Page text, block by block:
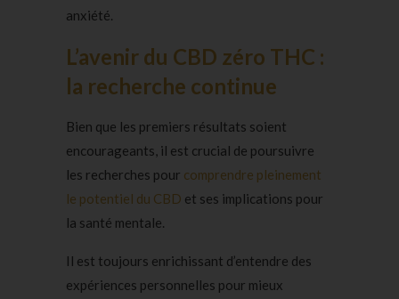
anxiété.
L’avenir du CBD zéro THC :
la recherche continue
Bien que les premiers résultats soient
encourageants, il est crucial de poursuivre
les recherches pour comprendre pleinement
le potentiel du CBD et ses implications pour
la santé mentale.
Il est toujours enrichissant d’entendre des
expériences personnelles pour mieux